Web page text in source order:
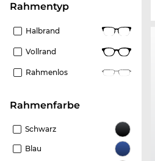
Rahmentyp
Halbrand
Vollrand
Rahmenlos
Rahmenfarbe
Schwarz
Blau